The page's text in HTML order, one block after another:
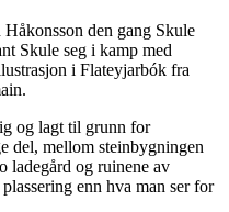
den gang Skule
Skule seg i kamp med
i Flateyjarbók fra
og lagt til grunn for
del, mellom steinbygningen
ladegård og ruinene av
enn hva man ser for